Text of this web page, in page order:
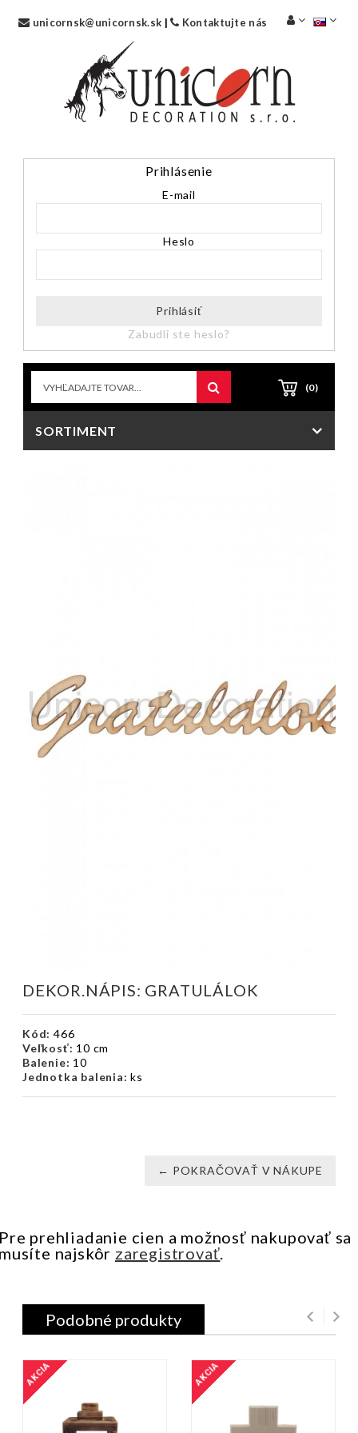
unicornsk@unicornsk.sk | Kontaktujte nás
Prihlásenie
E-mail
Heslo
Prihlásiť
Zabudli ste heslo?
(0)
SORTIMENT
DEKOR.NÁPIS: GRATULÁLOK
Kód: 466
Veľkosť: 10 cm
Balenie: 10
Jednotka balenia:ks
← POKRAČOVAŤ V NÁKUPE
prehliadanie cien a možnosť nakupovať sa
najskôr zaregistrovať.
Podobné produkty
AKCIA AKCIA